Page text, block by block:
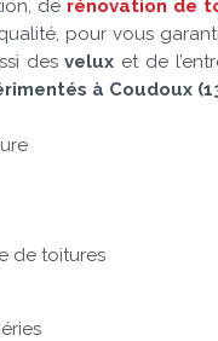
de rénovation de
pour vous
desvelux et de
à Coudoux
de toitures